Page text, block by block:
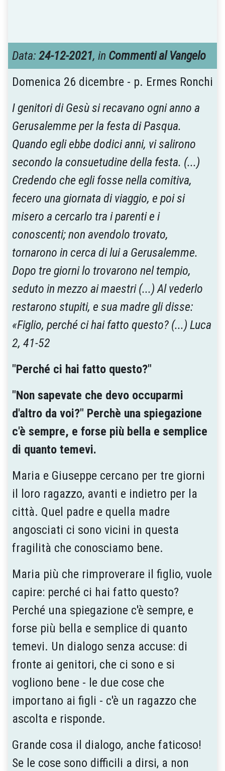
Data: 24-12-2021, in Commenti al Vangelo
Domenica 26 dicembre - p. Ermes Ronchi
I genitori di Gesù si recavano ogni anno a
Gerusalemme per la festa di Pasqua.
Quando egli ebbe dodici anni, vi salirono
secondo la consuetudine della festa. (...)
Credendo che egli fosse nella comitiva,
fecero una giornata di viaggio, e poi si
misero a cercarlo tra i parenti e i
conoscenti; non avendolo trovato,
tornarono in cerca di lui a Gerusalemme.
Dopo tre giorni lo trovarono nel tempio,
seduto in mezzo ai maestri (...) Al vederlo
restarono stupiti, e sua madre gli disse:
«Figlio, perché ci hai fatto questo? (...) Luca
2, 41-52
"Perché ci hai fatto questo?"
"Non sapevate che devo occuparmi
d'altro da voi?" Perchè una spiegazione
c'è sempre, e forse più bella e semplice
di quanto temevi.
Maria e Giuseppe cercano per tre giorni
il loro ragazzo, avanti e indietro per la
città. Quel padre e quella madre
angosciati ci sono vicini in questa
fragilità che conosciamo bene.
Maria più che rimproverare il figlio, vuole
capire: perché ci hai fatto questo?
Perché una spiegazione c'è sempre, e
forse più bella e semplice di quanto
temevi. Un dialogo senza accuse: di
fronte ai genitori, che ci sono e si
vogliono bene - le due cose che
importano ai figli - c'è un ragazzo che
ascolta e risponde.
Grande cosa il dialogo, anche faticoso!
Se le cose sono difficili a dirsi, a non